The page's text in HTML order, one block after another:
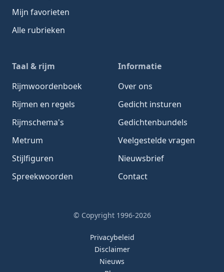
Mijn favorieten
Alle rubrieken
Taal & rijm
Rijmwoordenboek
Rijmen en regels
Rijmschema's
Metrum
Stijlfiguren
Spreekwoorden
Informatie
Over ons
Gedicht insturen
Gedichtenbundels
Veelgestelde vragen
Nieuwsbrief
Contact
© Copyright 1996-2026
Privacybeleid
Disclaimer
Nieuws